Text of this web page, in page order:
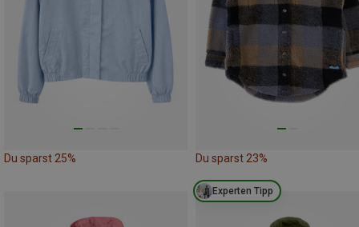
Du sparst 25% Du sparst 23%
Experten Tipp